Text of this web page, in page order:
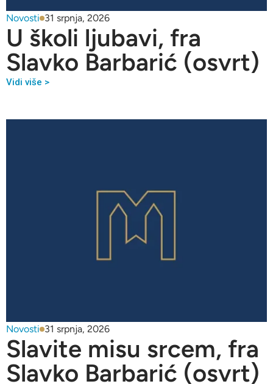
Novosti 31 srpnja, 2026
U školi ljubavi, fra
Slavko Barbarić (osvrt)
Vidi više >
Novosti 31 srpnja, 2026
Slavite misu srcem, fra
Slavko Barbarić (osvrt)